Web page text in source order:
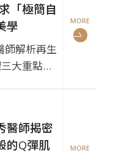
準療程打
齡感。
「極簡自
學
師解析再生
大重點，
MORE
醫師揭密
的Q彈肌
MORE